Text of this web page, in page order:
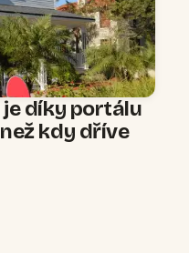
díky portálu
kdy dříve